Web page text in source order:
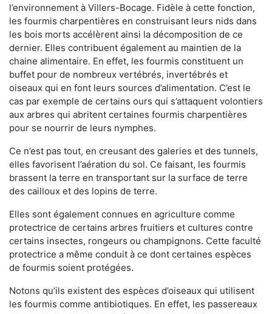
l’environnement à Villers-Bocage. Fidèle à cette fonction,
les fourmis charpentières en construisant leurs nids dans
les bois morts accélèrent ainsi la décomposition de ce
dernier. Elles contribuent également au maintien de la
chaine alimentaire. En effet, les fourmis constituent un
buffet pour de nombreux vertébrés, invertébrés et
oiseaux qui en font leurs sources d’alimentation. C’est le
cas par exemple de certains ours qui s’attaquent volontiers
aux arbres qui abritent certaines fourmis charpentières
pour se nourrir de leurs nymphes.
Ce n’est pas tout, en creusant des galeries et des tunnels,
elles favorisent l’aération du sol. Ce faisant, les fourmis
brassent la terre en transportant sur la surface de terre
des cailloux et des lopins de terre.
Elles sont également connues en agriculture comme
protectrice de certains arbres fruitiers et cultures contre
certains insectes, rongeurs ou champignons. Cette faculté
protectrice a même conduit à ce dont certaines espèces
de fourmis soient protégées.
Notons qu’ils existent des espèces d’oiseaux qui utilisent
les fourmis comme antibiotiques. En effet, les passereaux